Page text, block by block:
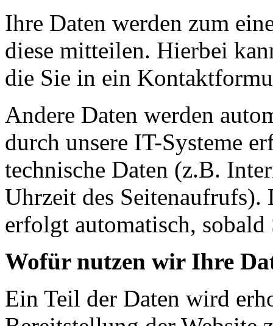
Ihre Daten werden zum
diese mitteilen. Hierbei
die Sie in ein
Andere Daten werden
durch unsere IT-Systeme
technische Daten (z.B.
Uhrzeit des Seitenaufrufs).
erfolgt automatisch, sobald
Wofür nutzen wir Ihre
Ein Teil der Daten wird